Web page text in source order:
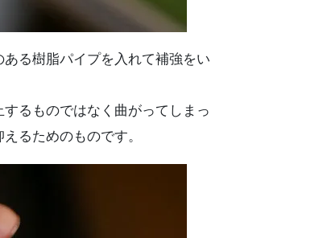
る樹脂パイプを入れて補強をい
るものではなく曲がってしまっ
るためのものです。